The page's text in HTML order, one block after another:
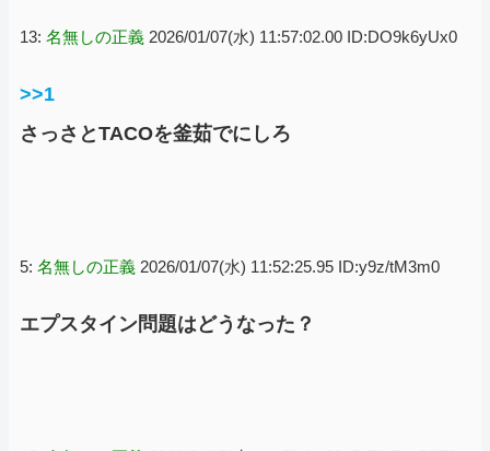
13: 名無しの正義 2026/01/07(水) 11:57:02.00 ID:DO9k6yUx0
>>1
さっさとTACOを釜茹でにしろ
5: 名無しの正義 2026/01/07(水) 11:52:25.95 ID:y9z/tM3m0
エプスタイン問題はどうなった？